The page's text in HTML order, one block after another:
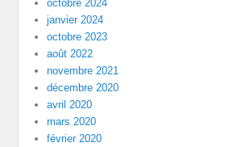
octobre 2024
janvier 2024
octobre 2023
août 2022
novembre 2021
décembre 2020
avril 2020
mars 2020
février 2020